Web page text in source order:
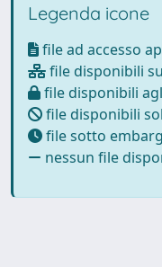
Legenda icone
file ad accesso
file disponibili
file disponibili
file disponibili
file sotto
nessun file